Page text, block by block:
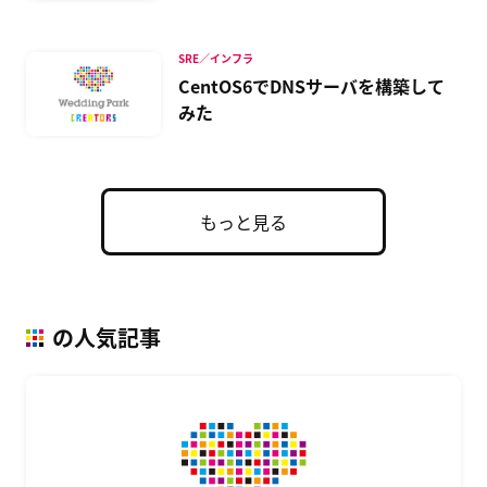
CentOS6でDNSサーバを構築して
みた
SRE／インフラ
もっと見る
の人気記事